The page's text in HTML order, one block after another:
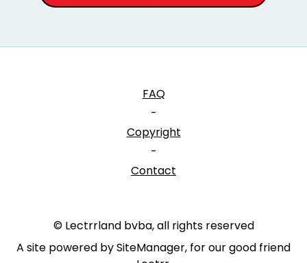
FAQ
-
Copyright
-
Contact
© Lectrrland bvba, all rights reserved
A site powered by SiteManager, for our good friend